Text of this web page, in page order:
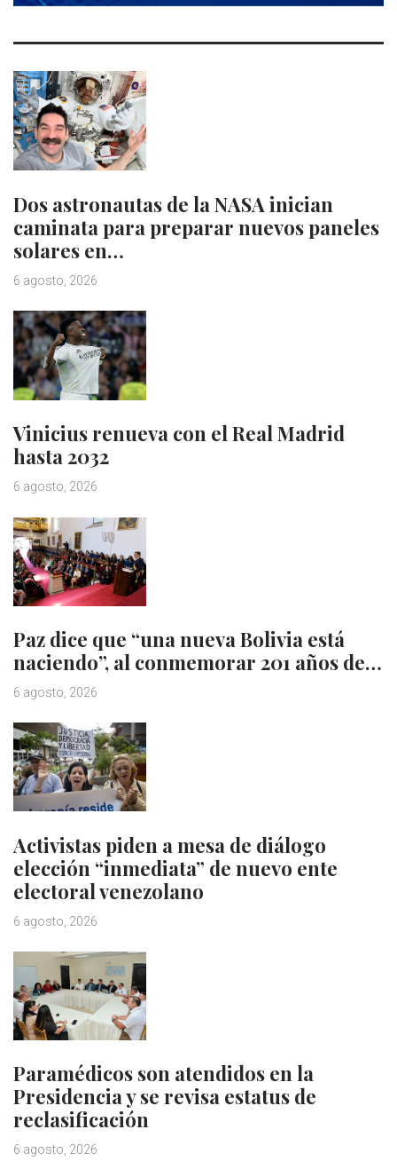
Dos astronautas de la NASA inician
caminata para preparar nuevos paneles
solares en…
6 agosto, 2026
Vinicius renueva con el Real Madrid
hasta 2032
6 agosto, 2026
Paz dice que “una nueva Bolivia está
naciendo”, al conmemorar 201 años de…
6 agosto, 2026
Activistas piden a mesa de diálogo
elección “inmediata” de nuevo ente
electoral venezolano
6 agosto, 2026
Paramédicos son atendidos en la
Presidencia y se revisa estatus de
reclasificación
6 agosto, 2026